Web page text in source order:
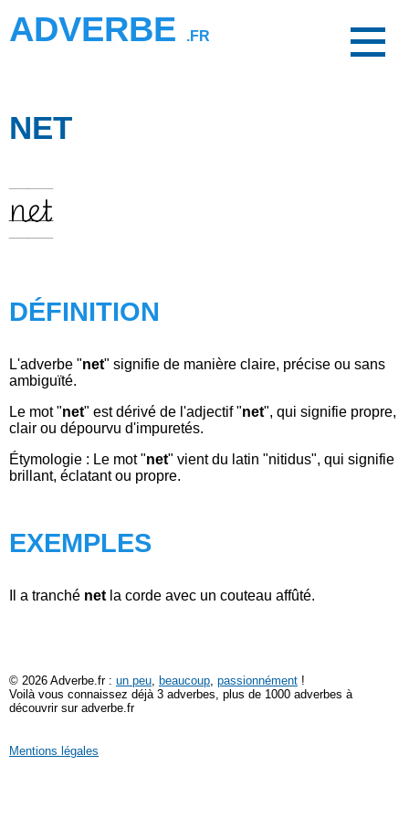
ADVERBE .FR
NET
net
DÉFINITION
L'adverbe "net" signifie de manière claire, précise ou sans
ambiguïté.
Le mot "net" est dérivé de l'adjectif "net", qui signifie propre,
clair ou dépourvu d'impuretés.
Étymologie : Le mot "net" vient du latin "nitidus", qui signifie
brillant, éclatant ou propre.
EXEMPLES
Il a tranché net la corde avec un couteau affûté.
© 2026 Adverbe.fr : un peu, beaucoup, passionnément !
Voilà vous connaissez déjà 3 adverbes, plus de 1000 adverbes à
découvrir sur adverbe.fr
Mentions légales